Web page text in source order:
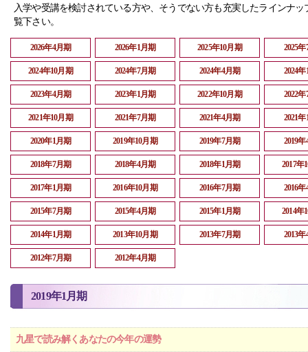
入学や受講を検討されている方や、そうでない方も充実したラインナッ
覧下さい。
2026年4月期 2026年1月期 2025年10月期 2025
2024年10月期 2024年7月期 2024年4月期 2024
2023年4月期 2023年1月期 2022年10月期 2022
2021年10月期 2021年7月期 2021年4月期 2021
2020年1月期 2019年10月期 2019年7月期 2019
2018年7月期 2018年4月期 2018年1月期 2017年
2017年1月期 2016年10月期 2016年7月期 2016
2015年7月期 2015年4月期 2015年1月期 2014年
2014年1月期 2013年10月期 2013年7月期 2013
2012年7月期 2012年4月期
2019年1月期
九星で読み解くあなたの今年の運勢